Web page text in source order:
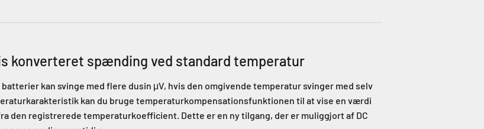
konverteret spænding ved standard temperatur
kan svinge med flere dusin μV, hvis den omgivende temperatur svinger med selv
kan du bruge temperaturkompensationsfunktionen til at vise en værdi
den registrerede temperaturkoefficient. Dette er en ny tilgang, der er muliggjort af DC